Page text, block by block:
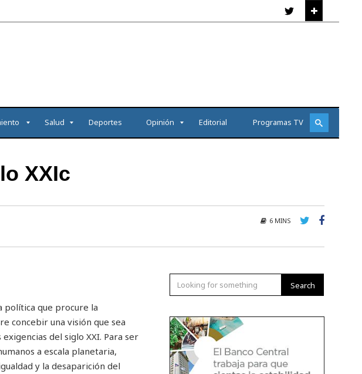
Salud Deportes Opinión Editorial Programas TV
XXIc
6 MINS
política que procure la
concebir una visión que sea
del siglo XXI. Para ser
a escala planetaria,
y la desaparición del
Search